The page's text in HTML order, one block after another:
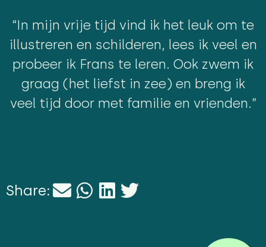
“In mijn vrije tijd vind ik het leuk om te
illustreren en schilderen, lees ik veel en
probeer ik Frans te leren. Ook zwem ik
graag (het liefst in zee) en breng ik
veel tijd door met familie en vrienden.”
Share: